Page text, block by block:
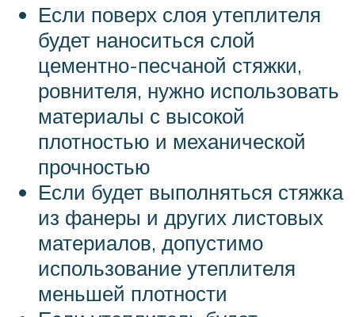
Если поверх слоя утеплителя
будет наноситься слой
цементно-песчаной стяжки,
ровнителя, нужно использовать
материалы с высокой
плотностью и механической
прочностью
Если будет выполняться стяжка
из фанеры и других листовых
материалов, допустимо
использование утеплителя
меньшей плотности